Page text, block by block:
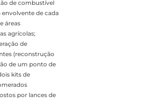
de combustível
envolvente de cada
áreas
agrícolas;
de
(reconstrução
de um ponto de
kits de
por lances de